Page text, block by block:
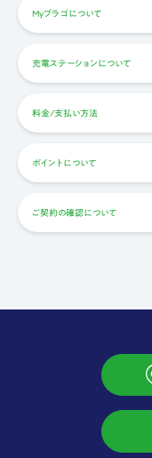
Myプラゴについて
充電ステーションについて
料金/支払い方法
ポイントについて
ご契約の確認について